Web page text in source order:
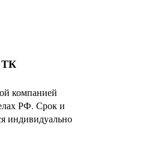
ТК
компанией
РФ. Срок и
индивидуально